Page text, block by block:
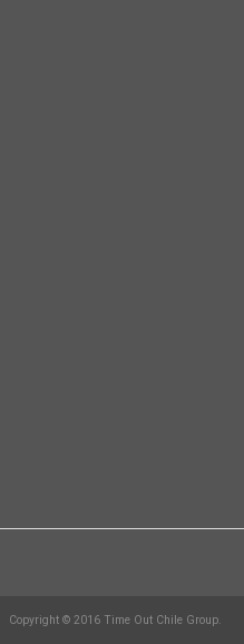
Copyright © 2016 Time Out Chile Group.